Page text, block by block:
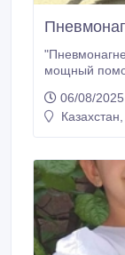
мощный
идеальный выбор для
06/08/